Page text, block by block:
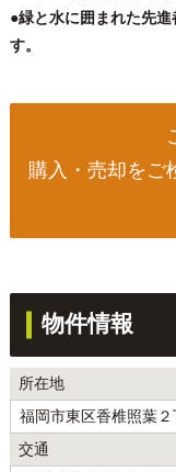
●緑と水に囲まれた先
す。
購入・売却をご
物件情報
所在地
福岡市東区香椎照葉２
交通